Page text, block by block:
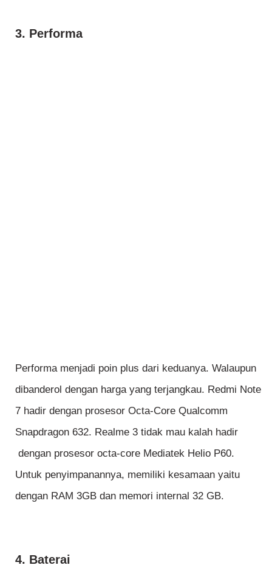
3. Performa
Performa menjadi poin plus dari keduanya. Walaupun
dibanderol dengan harga yang terjangkau. Redmi Note
7 hadir dengan prosesor Octa-Core Qualcomm
Snapdragon 632. Realme 3 tidak mau kalah hadir
dengan prosesor octa-core Mediatek Helio P60.
Untuk penyimpanannya, memiliki kesamaan yaitu
dengan RAM 3GB dan memori internal 32 GB.
4. Baterai